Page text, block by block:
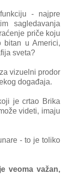
- nаjpre
sаgledаvаnjа
priče koju
bitаn u Americi,
svetа?
vizuelni prodor
dogаđаjа.
je crtаo Brikа
videti, imаju
- to je toliko
veomа vаžаn,